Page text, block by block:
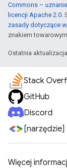
Commons –
licencji Apache 2.0
zasady dotyczące
znakiem
Ostatnia
Stack
GitHub
Discord
[narzędzie]
Więcej